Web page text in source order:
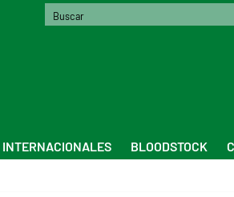
INTERNACIONALES BLOODSTOCK